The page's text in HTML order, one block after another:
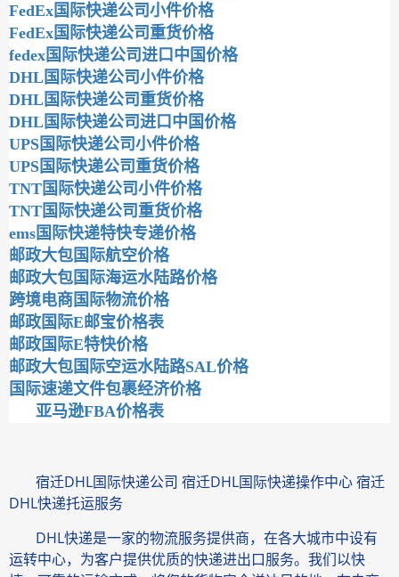
FedEx国际快递公司小件价格
FedEx国际快递公司重货价格
fedex国际快递公司进口中国价格
DHL国际快递公司小件价格
DHL国际快递公司重货价格
DHL国际快递公司进口中国价格
UPS国际快递公司小件价格
UPS国际快递公司重货价格
TNT国际快递公司小件价格
TNT国际快递公司重货价格
ems国际快递特快专递价格
邮政大包国际航空价格
邮政大包国际海运水陆路价格
跨境电商国际物流价格
邮政国际E邮宝价格表
邮政国际E特快价格
邮政大包国际空运水陆路SAL价格
国际速递文件包裹经济价格
亚马逊FBA价格表
宿迁DHL国际快递公司 宿迁DHL国际快递操作中心 宿迁
DHL快递托运服务
DHL快递是一家的物流服务提供商，在各大城市中设有
运转中心，为客户提供优质的快递进出口服务。我们以快